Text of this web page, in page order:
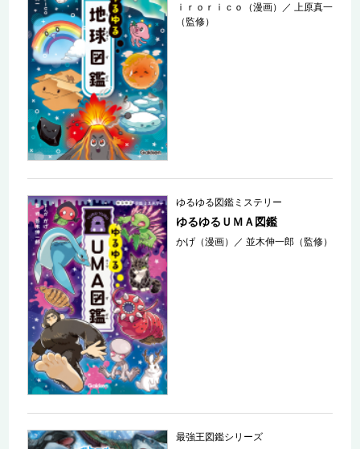
ｉｒｏｒｉｃｏ（漫画） ／上原真一
（監修）
ゆるゆる図鑑ミステリー
ゆるゆるＵＭＡ図鑑
かげ（漫画） ／並木伸一郎（監修）
最強王図鑑シリーズ